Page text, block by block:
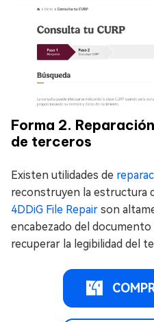
Forma 2.
de terceros
Existen utilidades de
reconstruyen la estructura
4DDiG File Repair son
encabezado del
recuperar la legibilidad del